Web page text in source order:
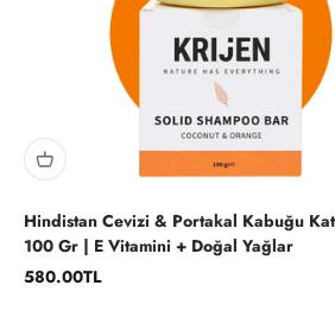
Hindistan Cevizi & Portakal Kabuğu
100 Gr | E Vitamini + Doğal Yağlar
İndirimli fiyat
580.00TL